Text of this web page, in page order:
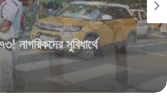
সিএসজেসি মিডিয়া